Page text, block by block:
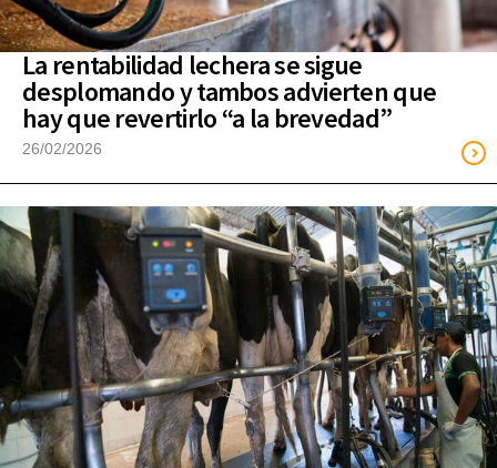
La rentabilidad lechera se sigue
desplomando y tambos advierten que
hay que revertirlo “a la brevedad”
26/02/2026